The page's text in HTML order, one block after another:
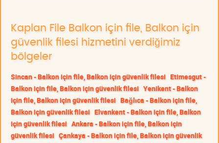
Kaplan File Balkon için file, Balkon için
güvenlik filesi hizmetini verdiğimiz
bölgeler
Sincan - Balkon için file, Balkon için güvenlik filesi Etimesgut -
Balkon için file, Balkon için güvenlik filesi Yenikent - Balkon
için file, Balkon için güvenlik filesi Bağlıca - Balkon için file,
Balkon için güvenlik filesi Elvankent - Balkon için file, Balkon
için güvenlik filesi Ankara - Balkon için file, Balkon için
güvenlik filesi Çankaya - Balkon için file, Balkon için güvenlik